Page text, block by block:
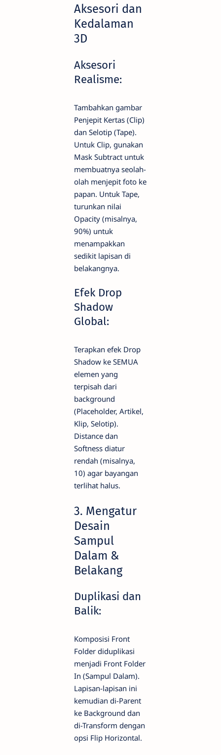
Aksesori dan
Kedalaman
3D
Aksesori
Realisme:
Tambahkan gambar
Penjepit Kertas (Clip)
dan Selotip (Tape).
Untuk Clip, gunakan
Mask Subtract untuk
membuatnya seolah-
olah menjepit foto ke
papan. Untuk Tape,
turunkan nilai
Opacity (misalnya,
90%) untuk
menampakkan
sedikit lapisan di
belakangnya.
Efek Drop
Shadow
Global:
Terapkan efek Drop
Shadow ke SEMUA
elemen yang
terpisah dari
background
(Placeholder, Artikel,
Klip, Selotip).
Distance dan
Softness diatur
rendah (misalnya,
10) agar bayangan
terlihat halus.
3. Mengatur
Desain
Sampul
Dalam &
Belakang
Duplikasi dan
Balik:
Komposisi Front
Folder diduplikasi
menjadi Front Folder
In (Sampul Dalam).
Lapisan-lapisan ini
kemudian di-Parent
ke Background dan
di-Transform dengan
opsi Flip Horizontal.